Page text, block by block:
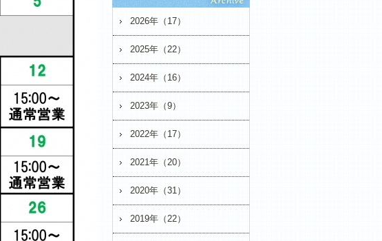
2026年（17）
2025年（22）
2024年（16）
2023年（9）
2022年（17）
2021年（20）
2020年（31）
2019年（22）